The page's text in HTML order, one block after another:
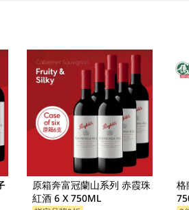
原箱奔富冠蘭山系列 赤霞珠
紅酒 6 X 750ML
格